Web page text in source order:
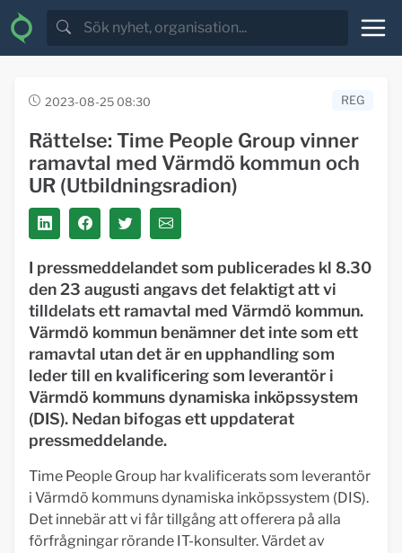
2023-08-25 08:30 REG
Rättelse: Time People Group vinner
ramavtal med Värmdö kommun och
UR (Utbildningsradion)
I pressmeddelandet som publicerades kl 8.30
den 23 augusti angavs det felaktigt att vi
tilldelats ett ramavtal med Värmdö kommun.
Värmdö kommun benämner det inte som ett
ramavtal utan det är en upphandling som
leder till en kvalificering som leverantör i
Värmdö kommuns dynamiska inköpssystem
(DIS). Nedan bifogas ett uppdaterat
pressmeddelande.
Time People Group har kvalificerats som leverantör
i Värmdö kommuns dynamiska inköpssystem (DIS).
Det innebär att vi får tillgång att offerera på alla
förfrågningar rörande IT-konsulter. Värdet av